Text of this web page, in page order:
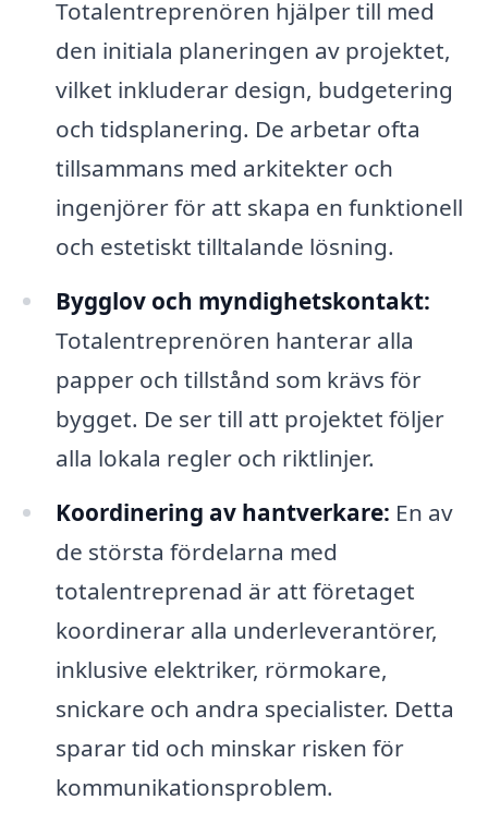
Totalentreprenören hjälper till med
den initiala planeringen av projektet,
vilket inkluderar design, budgetering
och tidsplanering. De arbetar ofta
tillsammans med arkitekter och
ingenjörer för att skapa en funktionell
och estetiskt tilltalande lösning.
Bygglov och myndighetskontakt:
Totalentreprenören hanterar alla
papper och tillstånd som krävs för
bygget. De ser till att projektet följer
alla lokala regler och riktlinjer.
Koordinering av hantverkare: En av
de största fördelarna med
totalentreprenad är att företaget
koordinerar alla underleverantörer,
inklusive elektriker, rörmokare,
snickare och andra specialister. Detta
sparar tid och minskar risken för
kommunikationsproblem.